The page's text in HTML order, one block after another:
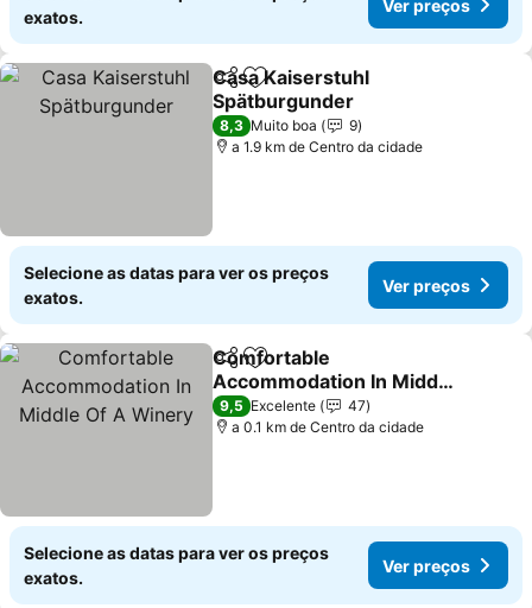
exatos.
Ver preços
PartilharAdicionar aos favoritos
Casa Kaiserstuhl
Spätburgunder
Ver preços
8,3 Muito boa
9
a 1.9 km de Centro da cidade
Selecione as datas para ver os preços
exatos.
Ver preços
PartilharAdicionar aos favoritos
Comfortable
Accommodation In Middle
Of A Winery
Ver preços
9,5 Excelente
47
a 0.1 km de Centro da cidade
Selecione as datas para ver os preços
exatos.
Ver preços